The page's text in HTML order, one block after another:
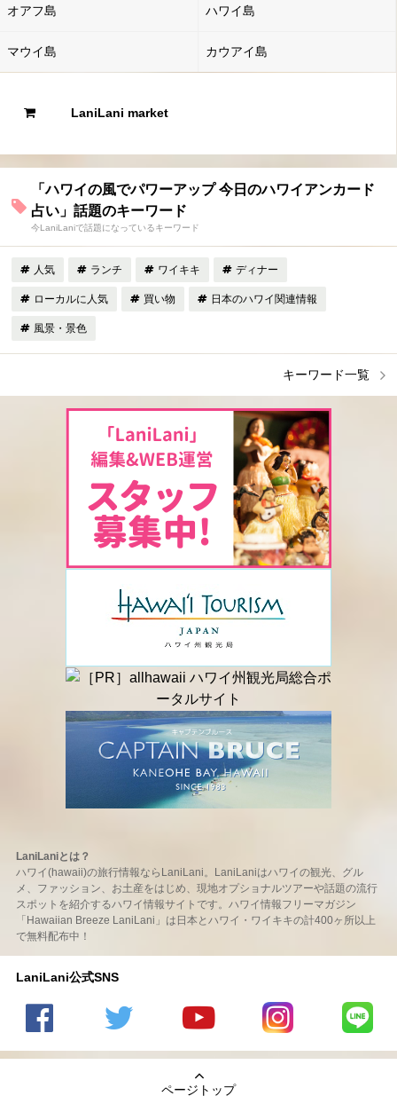
オアフ島 ハワイ島
マウイ島 カウアイ島
LaniLani market
「ハワイの風でパワーアップ 今日のハワイアンカード
占い」話題のキーワード
今LaniLaniで話題になっているキーワード
人気 ランチ ワイキキ ディナー
ローカルに人気 買い物 日本のハワイ関連情報
風景・景色
キーワード一覧
LaniLaniとは？
ハワイ(hawaii)の旅行情報ならLaniLani。LaniLaniはハワイの観光、グル
メ、ファッション、お土産をはじめ、現地オプショナルツアーや話題の流行
スポットを紹介するハワイ情報サイトです。ハワイ情報フリーマガジン
「Hawaiian Breeze LaniLani」は日本とハワイ・ワイキキの計400ヶ所以上
で無料配布中！
LaniLani公式SNS
の
のtwitter
の
Youtube
チャンネ
LaniLani
LaniLani
ページトップ